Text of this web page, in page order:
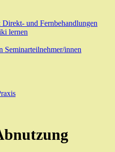
und Fernbehandlungen
lernen
Seminarteilnehmer/innen